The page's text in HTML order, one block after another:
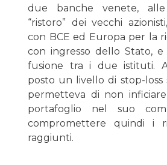
due banche venete,
“ristoro” dei vecchi
con BCE ed Europa per la
con ingresso dello Stato, e
fusione tra i due istituti.
posto un livello di stop-loss
permetteva di non inficiare
portafoglio nel suo
compromettere quindi i
raggiunti.